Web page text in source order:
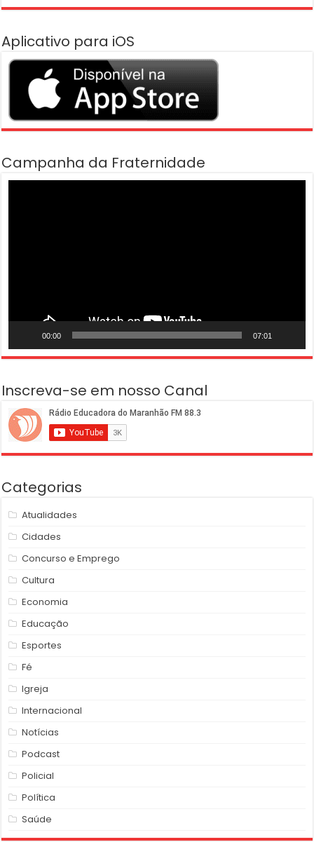
Aplicativo para iOS
Campanha da Fraternidade
00:00 07:01
Inscreva-se em nosso Canal
Categorias
Atualidades
Cidades
Concurso e Emprego
Cultura
Economia
Educação
Esportes
Fé
Igreja
Internacional
Notícias
Podcast
Policial
Política
Saúde